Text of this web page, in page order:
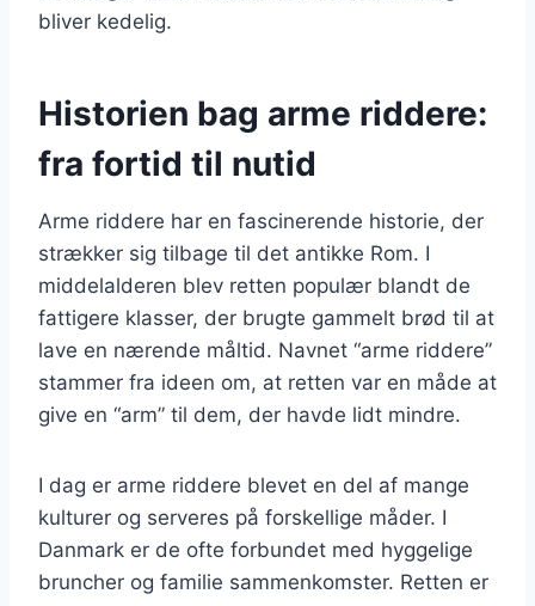
bliver kedelig.
Historien bag arme riddere:
fra fortid til nutid
Arme riddere har en fascinerende historie, der
strækker sig tilbage til det antikke Rom. I
middelalderen blev retten populær blandt de
fattigere klasser, der brugte gammelt brød til at
lave en nærende måltid. Navnet “arme riddere”
stammer fra ideen om, at retten var en måde at
give en “arm” til dem, der havde lidt mindre.
I dag er arme riddere blevet en del af mange
kulturer og serveres på forskellige måder. I
Danmark er de ofte forbundet med hyggelige
bruncher og familie sammenkomster. Retten er